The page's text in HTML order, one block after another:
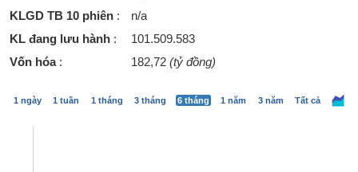
KLGD TB 10 phiên :
n/a
KL đang lưu hành :
101.509.583
Vốn hóa: 182,72 (tỷ đồng)
1 ngày 1 tuần 1 tháng 3 tháng 6 tháng 1 năm 3 năm Tất cả